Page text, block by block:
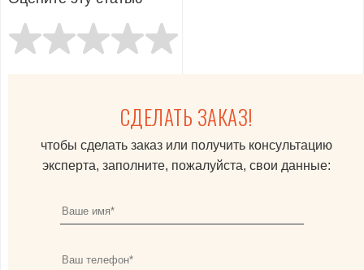
СДЕЛАТЬ ЗАКАЗ!
чтобы сделать заказ или получить консультацию
эксперта, заполните, пожалуйста, свои данные: